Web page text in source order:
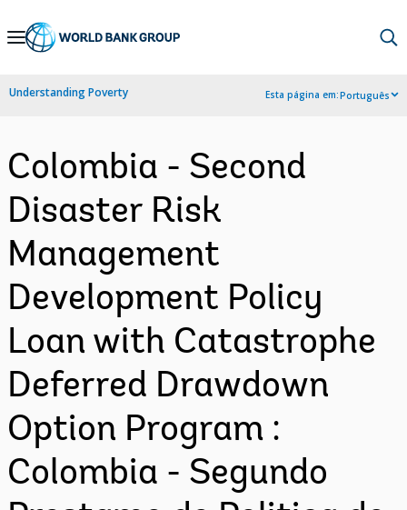
Skip
Navigation
Understanding Poverty Esta página em:Português
Colombia - Second
Disaster Risk
Management
Development Policy
Loan with Catastrophe
Deferred Drawdown
Option Program :
Colombia - Segundo